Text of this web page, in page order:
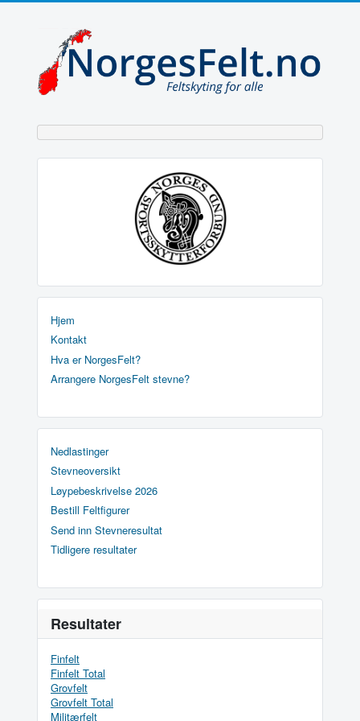
Hjem
Kontakt
Hva er NorgesFelt?
Arrangere NorgesFelt stevne?
Nedlastinger
Stevneoversikt
Løypebeskrivelse 2026
Bestill Feltfigurer
Send inn Stevneresultat
Tidligere resultater
Resultater
Finfelt
Finfelt Total
Grovfelt
Grovfelt Total
Militærfelt